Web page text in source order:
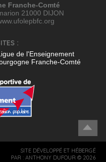
Franche-Comté
21000 DIJON
:
de l'Enseignement
Franche-Comté
SITE DÉVELOPPÉ ET HÉBERGÉ
PAR : ANTHONY DUFOUR © 2026